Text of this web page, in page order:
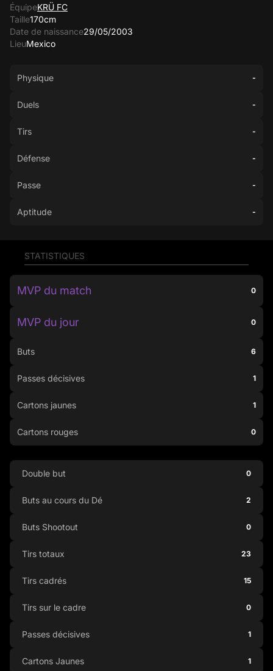
ÉquipeKRÜ FC
Taille170cm
Date de naissance29/05/2003
LieuMexico
Physique -
Duels -
Tirs -
Défense -
Passe -
Aptitude -
STATISTIQUES
MVP du match 0
MVP du jour 0
Buts 6
Passes décisives 1
Cartons jaunes 1
Cartons rouges 0
Double but 0
Buts au cours du Dé 2
Buts Shootout 0
Tirs totaux 23
Tirs cadrés 15
Tirs sur le cadre 0
Passes décisives 1
Cartons Jaunes 1